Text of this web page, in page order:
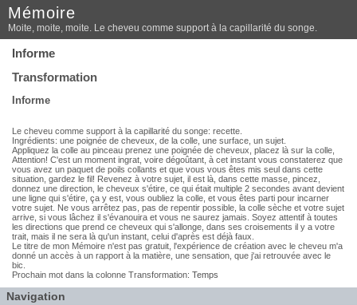
Mémoire
Moite, moite, moite. Le cheveu comme support à la capillarité du songe.
Informe
Transformation
Informe
Le cheveu comme support à la capillarité du songe: recette.
Ingrédients: une poignée de cheveux, de la colle, une surface, un sujet.
Appliquez la colle au pinceau prenez une poignée de cheveux, placez là sur la colle,
Attention! C'est un moment ingrat, voire dégoûtant, à cet instant vous constaterez que
vous avez un paquet de poils collants et que vous vous êtes mis seul dans cette
situation, gardez le fil! Revenez à votre sujet, il est là, dans cette masse, pincez,
donnez une direction, le cheveux s'étire, ce qui était multiple 2 secondes avant devient
une ligne qui s'étire, ça y est, vous oubliez la colle, et vous êtes parti pour incarner
votre sujet. Ne vous arrêtez pas, pas de repentir possible, la colle sèche et votre sujet
arrive, si vous lâchez il s'évanouira et vous ne saurez jamais. Soyez attentif à toutes
les directions que prend ce cheveux qui s'allonge, dans ses croisements il y a votre
trait, mais il ne sera là qu'un instant, celui d'après est déjà faux.
Le titre de mon Mémoire n'est pas gratuit, l'expérience de création avec le cheveu m'a
donné un accès à un rapport à la matière, une sensation, que j'ai retrouvée avec le
bic.
Prochain mot dans la colonne Transformation: Temps
Navigation